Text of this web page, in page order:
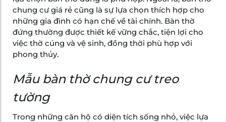
chung cư giá rẻ cũng là sự lựa chọn thích hợp cho
những gia đình có hạn chế về tài chính. Bàn thờ
đứng thường được thiết kế vững chắc, tiện lợi cho
việc thờ cúng và vệ sinh, đồng thời phù hợp với
phong thủy.
Mẫu bàn thờ chung cư treo
tường
Trong những căn hộ có diện tích sống nhỏ, việc lựa